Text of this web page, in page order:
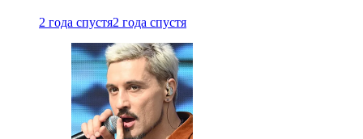
2 года спустя2 года спустя